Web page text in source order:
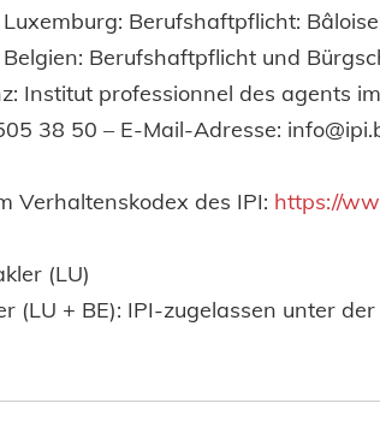
Berufshaftpflicht:
Berufshaftpflicht und
Institut professionnel des agents
38 50 – E-Mail-Adresse:
Verhaltenskodex des IPI: https://
(LU)
(LU + BE): IPI-zugelassen unter